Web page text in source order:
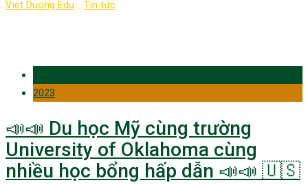
Viet Duong Edu Tin tức
2023
📣📣 Du học Mỹ cùng trường
University of Oklahoma cùng
nhiều học bổng hấp dẫn 📣📣 🇺🇸